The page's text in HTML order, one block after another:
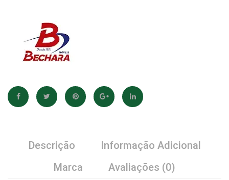
Descrição
Informação Adicional
Marca
Avaliações (0)